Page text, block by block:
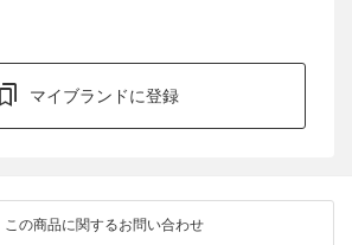
マイブランドに登録
この商品に関するお問い合わせ